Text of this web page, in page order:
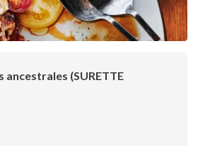
ancestrales (SURETTE